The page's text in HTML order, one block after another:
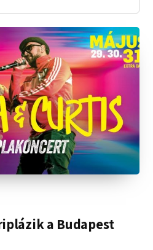
a Budapest